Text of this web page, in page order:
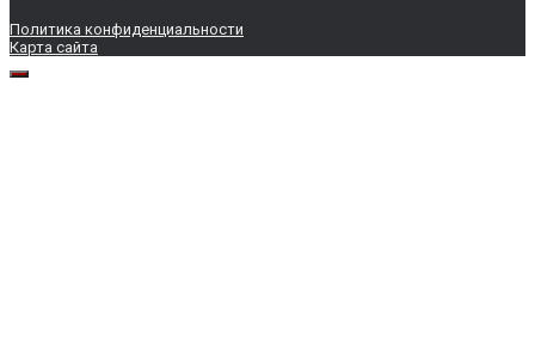
Политика конфиденциальности
Карта сайта